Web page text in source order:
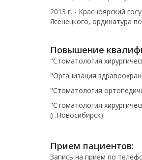
2013 г. - Красноярский
Ясенецкого, ординатура
Повышение
"Стоматология
"Организация
"Стоматология
"Стоматология
(г.Новосибирск)
Прием пациентов:
Запись на прием по